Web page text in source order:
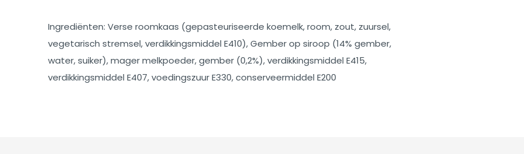
Ingrediënten: Verse roomkaas (gepasteuriseerde koemelk, room, zout, zuursel,
vegetarisch stremsel, verdikkingsmiddel E410), Gember op siroop (14% gember,
water, suiker), mager melkpoeder, gember (0,2%), verdikkingsmiddel E415,
verdikkingsmiddel E407, voedingszuur E330, conserveermiddel E200